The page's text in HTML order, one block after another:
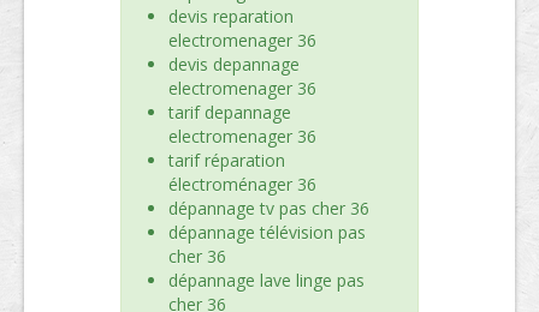
devis reparation
electromenager 36
devis depannage
electromenager 36
tarif depannage
electromenager 36
tarif réparation
électroménager 36
dépannage tv pas cher 36
dépannage télévision pas
cher 36
dépannage lave linge pas
cher 36